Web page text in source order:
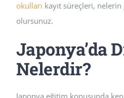
okulları kayıt süreçleri,
olursunuz.
Japonya’da
Nelerdir?